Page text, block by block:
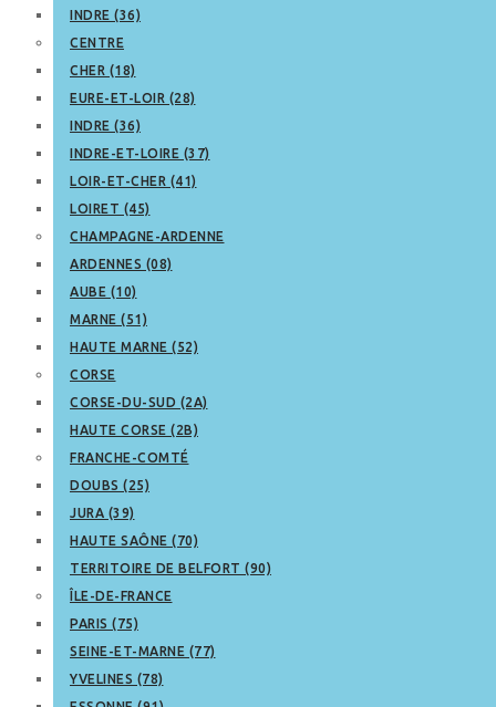
INDRE (36)
CENTRE
CHER (18)
EURE-ET-LOIR (28)
INDRE (36)
INDRE-ET-LOIRE (37)
LOIR-ET-CHER (41)
LOIRET (45)
CHAMPAGNE-ARDENNE
ARDENNES (08)
AUBE (10)
MARNE (51)
HAUTE MARNE (52)
CORSE
CORSE-DU-SUD (2A)
HAUTE CORSE (2B)
FRANCHE-COMTÉ
DOUBS (25)
JURA (39)
HAUTE SAÔNE (70)
TERRITOIRE DE BELFORT (90)
ÎLE-DE-FRANCE
PARIS (75)
SEINE-ET-MARNE (77)
YVELINES (78)